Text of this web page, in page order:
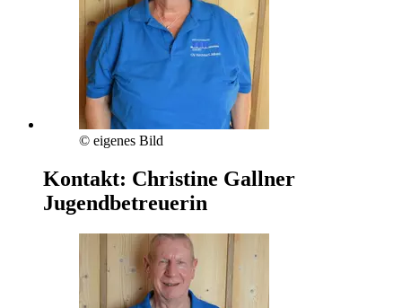
© eigenes Bild
Kontakt: Christine Gallner
Jugendbetreuerin